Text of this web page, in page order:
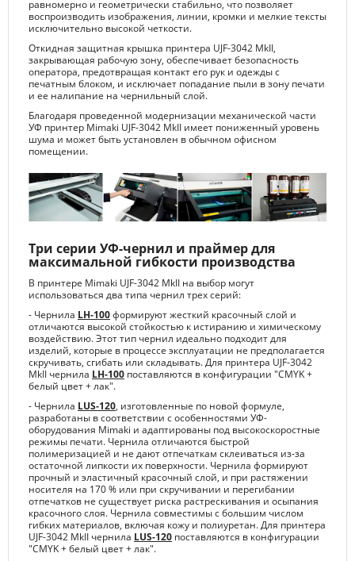
равномерно и геометрически стабильно, что позволяет
воспроизводить изображения, линии, кромки и мелкие тексты
исключительно высокой четкости.
Откидная защитная крышка принтера UJF-3042 MkII,
закрывающая рабочую зону, обеспечивает безопасность
оператора, предотвращая контакт его рук и одежды с
печатным блоком, и исключает попадание пыли в зону печати
и ее налипание на чернильный слой.
Благодаря проведенной модернизации механической части
УФ принтер Mimaki UJF-3042 MkII имеет пониженный уровень
шума и может быть установлен в обычном офисном
помещении.
Три серии УФ-чернил и праймер для
максимальной гибкости производства
В принтере Mimaki UJF-3042 MkII на выбор могут
использоваться два типа чернил трех серий:
- Чернила LH-100формируют жесткий красочный слой и
отличаются высокой стойкостью к истиранию и химическому
воздействию. Этот тип чернил идеально подходит для
изделий, которые в процессе эксплуатации не предполагается
скручивать, сгибать или складывать. Для принтера UJF-3042
MkII чернила LH-100 поставляются в конфигурации "CMYK +
белый цвет + лак".
- Чернила LUS-120, изготовленные по новой формуле,
разработаны в соответствии с особенностями УФ-
оборудования Mimaki и адаптированы под высокоскоростные
режимы печати. Чернила отличаются быстрой
полимеризацией и не дают отпечаткам склеиваться из-за
остаточной липкости их поверхности. Чернила формируют
прочный и эластичный красочный слой, и при растяжении
носителя на 170 % или при скручивании и перегибании
отпечатков не существует риска растрескивания и осыпания
красочного слоя. Чернила совместимы с большим числом
гибких материалов, включая кожу и полиуретан. Для принтера
UJF-3042 MkII чернила LUS-120 поставляются в конфигурации
"CMYK + белый цвет + лак".